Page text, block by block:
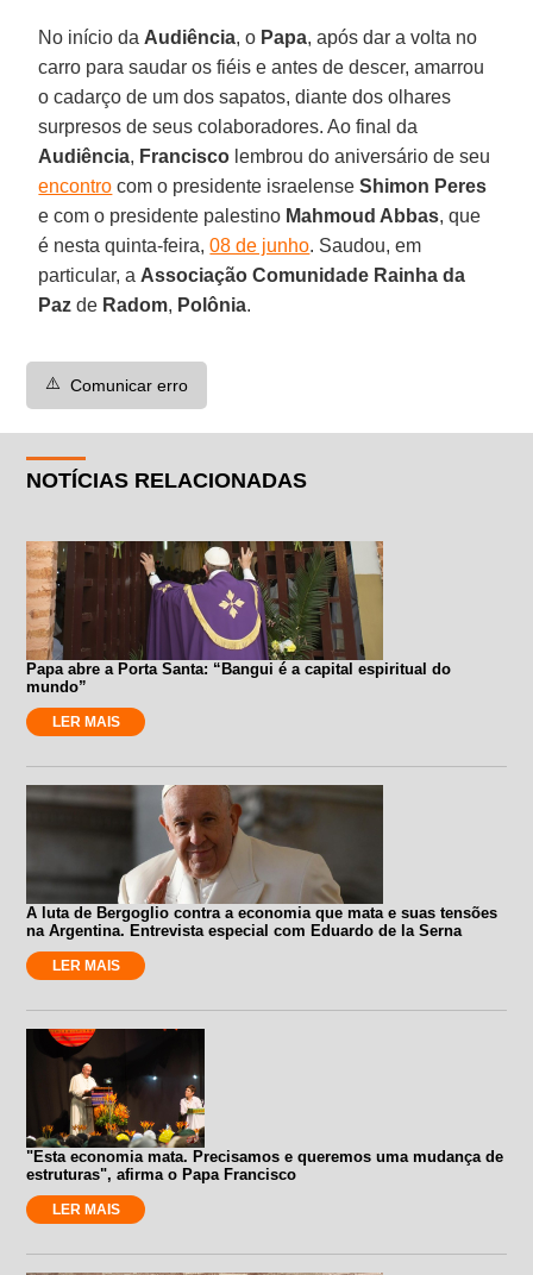
No início da Audiência, o Papa, após dar a volta no
carro para saudar os fiéis e antes de descer, amarrou
o cadarço de um dos sapatos, diante dos olhares
surpresos de seus colaboradores. Ao final da
Audiência, Francisco lembrou do aniversário de seu
encontro com o presidente israelenseShimon Peres
e com o presidente palestino Mahmoud Abbas, que
é nesta quinta-feira,08 de junho. Saudou, em
particular, a Associação Comunidade Rainha da
Paz de Radom, Polônia.
⚠️ Comunicar erro
NOTÍCIAS RELACIONADAS
Papa abre a Porta Santa: “Bangui é a capital espiritual do
mundo”
LER MAIS
A luta de Bergoglio contra a economia que mata e suas tensões
na Argentina. Entrevista especial com Eduardo de la Serna
LER MAIS
"Esta economia mata. Precisamos e queremos uma mudança de
estruturas", afirma o Papa Francisco
LER MAIS